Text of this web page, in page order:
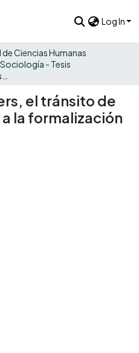
Log In
Ciencias Humanas
Sociología - Tesis
el tránsito de
la formalización